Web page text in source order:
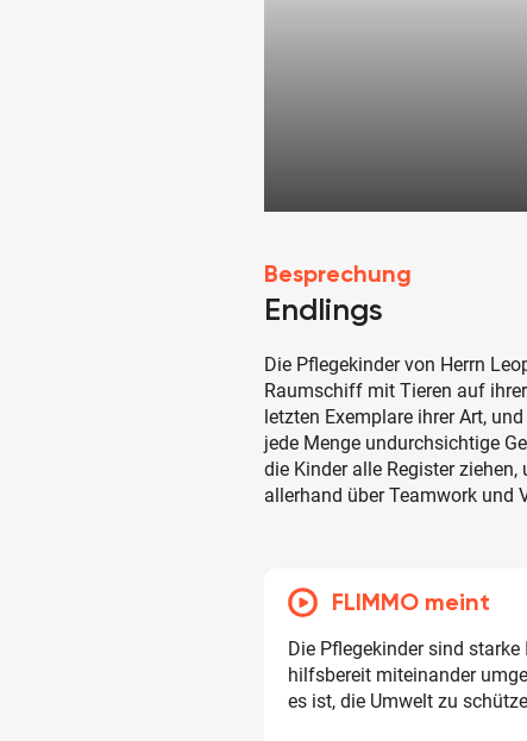
Besprechung
Endlings
Die Pflegekinder von Herrn
Raumschiff mit Tieren auf
letzten Exemplare ihrer Art,
jede Menge undurchsichtige
die Kinder alle Register
allerhand über Teamwork und
FLIMMO meint
Die Pflegekinder sind
hilfsbereit miteinander
es ist, die Umwelt zu